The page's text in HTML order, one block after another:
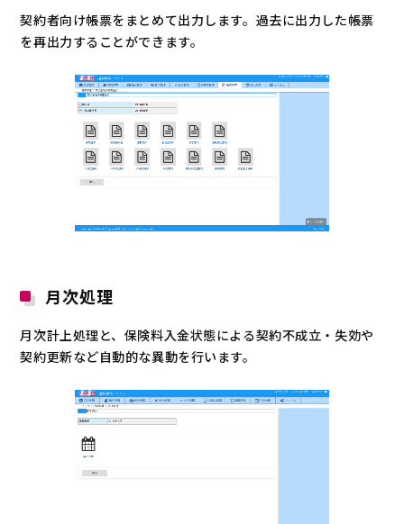
契約者向け帳票をまとめて出力します。過去に出力した帳票
を再出力することができます。
月次処理
月次計上処理と、保険料入金状態による契約不成立・失効や
契約更新など自動的な異動を行います。